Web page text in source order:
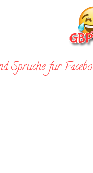
Sprüche für